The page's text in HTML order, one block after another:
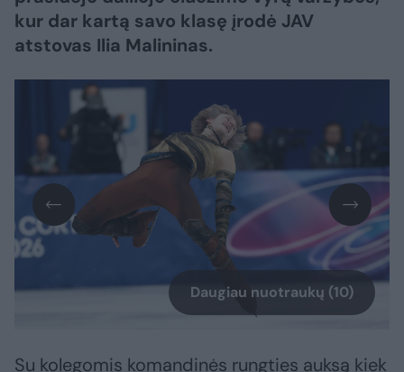
kur dar kartą savo klasę įrodė JAV
atstovas Ilia Malininas.
Daugiau nuotraukų (10)
Su kolegomis komandinės rungties auksą kiek